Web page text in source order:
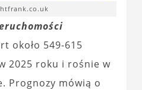
około 549-615
2025 roku i rośnie w
Prognozy mówią o